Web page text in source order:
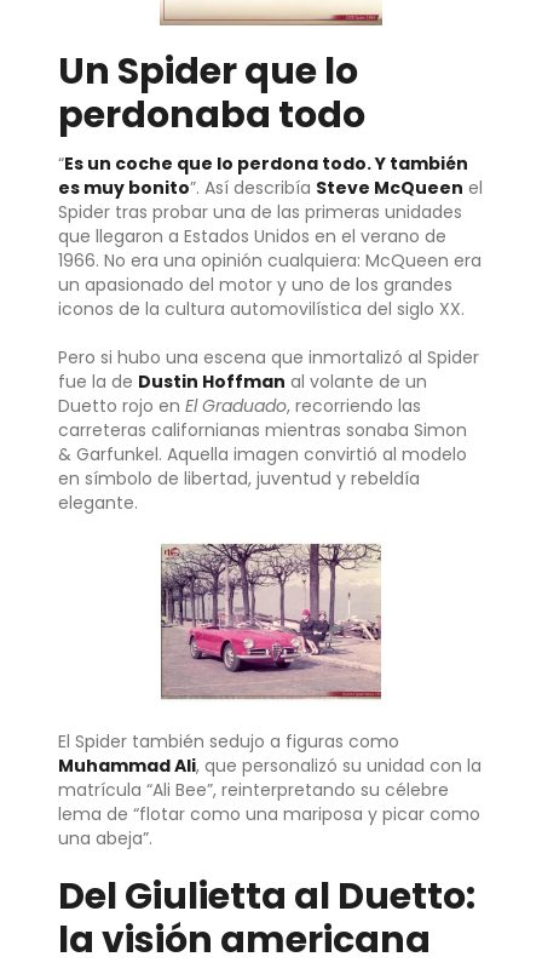
Un Spider que lo
perdonaba todo
“Es un coche que lo perdona todo. Y también
es muy bonito”. Así describía Steve McQueen el
Spider tras probar una de las primeras unidades
que llegaron a Estados Unidos en el verano de
1966. No era una opinión cualquiera: McQueen era
un apasionado del motor y uno de los grandes
iconos de la cultura automovilística del siglo XX.
Pero si hubo una escena que inmortalizó al Spider
fue la de Dustin Hoffman al volante de un
Duetto rojo en El Graduado, recorriendo las
carreteras californianas mientras sonaba Simon
& Garfunkel. Aquella imagen convirtió al modelo
en símbolo de libertad, juventud y rebeldía
elegante.
El Spider también sedujo a figuras como
Muhammad Ali, que personalizó su unidad con la
matrícula “Ali Bee”, reinterpretando su célebre
lema de “flotar como una mariposa y picar como
una abeja”.
Del Giulietta al Duetto:
la visión americana